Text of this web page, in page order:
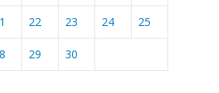
22 23 24 25
29
30